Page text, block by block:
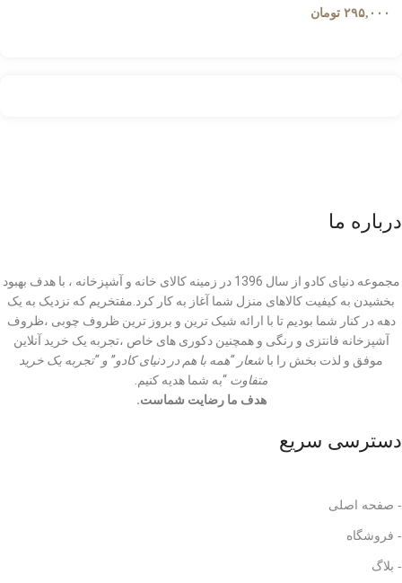
۲۹۵,۰۰۰ تومان
درباره ما
مجموعه دنیای کادو از سال 1396 در زمینه کالای خانه و آشپزخانه ، با هدف بهبود
بخشیدن به کیفیت کالاهای منزل شما آغاز به کار کرد.مفتخریم که نزدیک به یک
دهه در کنار شما بودیم تا با ارائه شیک ترین و بروز ترین ظروف چوبی ،ظروف
آشپزخانه فانتزی و رنگی و همچنین دکوری های خاص ،تجربه یک خرید آنلاین
موفق و لذت بخش را با شعار “همه با هم در دنیای کادو” و “تجربه یک خرید
متفاوت “به شما هدیه کنیم.
هدف ما رضایت شماست.
دسترسی سریع
- صفحه اصلی
- فروشگاه
- بلاگ